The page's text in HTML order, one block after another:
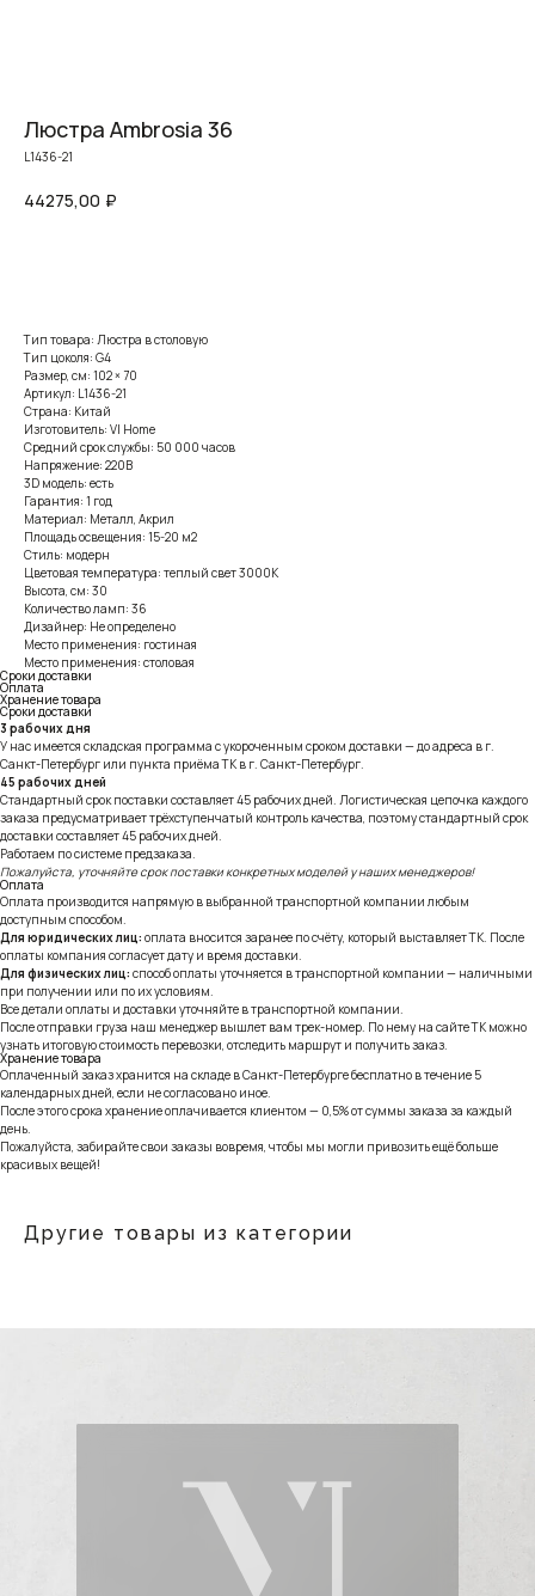
Люстра Ambrosia 36
L1436-21
44275,00 ₽
Тип товара: Люстра в столовую
Тип цоколя: G4
Размер, см: 102 × 70
Артикул: L1436-21
Страна: Китай
Изготовитель: VI Home
Средний срок службы: 50 000 часов
Напряжение: 220В
3D модель: есть
Гарантия: 1 год
Материал: Металл, Акрил
Площадь освещения: 15-20 м2
Стиль: модерн
Цветовая температура: теплый свет 3000К
Высота, см: 30
Количество ламп: 36
Дизайнер: Не определено
Место применения: гостиная
Место применения: столовая
Сроки доставки
Оплата
Хранение товара
Сроки доставки
3 рабочих дня
У нас имеется складская программа с укороченным сроком доставки — до адреса в г.
Санкт-Петербург или пункта приёма ТК в г. Санкт-Петербург.
45 рабочих дней
Стандартный срок поставки составляет 45 рабочих дней. Логистическая цепочка каждого
заказа предусматривает трёхступенчатый контроль качества, поэтому стандартный срок
доставки составляет 45 рабочих дней.
Работаем по системе предзаказа.
Пожалуйста, уточняйте срок поставки конкретных моделей у наших менеджеров!
Оплата
Оплата производится напрямую в выбранной транспортной компании любым
доступным способом.
Для юридических лиц: оплата вносится заранее по счёту, который выставляет ТК. После
оплаты компания согласует дату и время доставки.
Для физических лиц: способ оплаты уточняется в транспортной компании — наличными
при получении или по их условиям.
Все детали оплаты и доставки уточняйте в транспортной компании.
После отправки груза наш менеджер вышлет вам трек-номер. По нему на сайте ТК можно
узнать итоговую стоимость перевозки, отследить маршрут и получить заказ.
Хранение товара
Оплаченный заказ хранится на складе в Санкт-Петербурге бесплатно в течение 5
календарных дней, если не согласовано иное.
После этого срока хранение оплачивается клиентом — 0,5% от суммы заказа за каждый
день.
Пожалуйста, забирайте свои заказы вовремя, чтобы мы могли привозить ещё больше
красивых вещей!
Другие товары из категории